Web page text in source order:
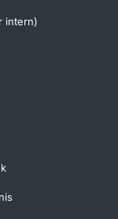
intern)